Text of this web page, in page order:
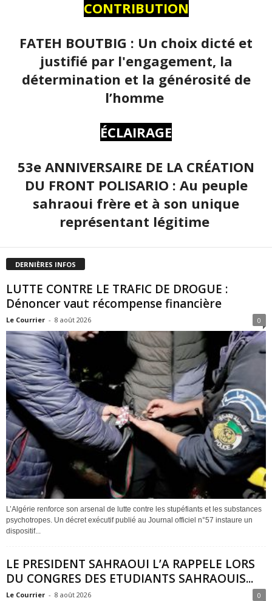
CONTRIBUTION
FATEH BOUTBIG : Un choix dicté et
justifié par l'engagement, la
détermination et la générosité de
l’homme
ÉCLAIRAGE
53e ANNIVERSAIRE DE LA CRÉATION
DU FRONT POLISARIO : Au peuple
sahraoui frère et à son unique
représentant légitime
DERNIÈRES INFOS
LUTTE CONTRE LE TRAFIC DE DROGUE :
Dénoncer vaut récompense financière
Le Courrier - 8 août 2026 0
L’Algérie renforce son arsenal de lutte contre les stupéfiants et les substances
psychotropes. Un décret exécutif publié au Journal officiel n°57 instaure un
dispositif...
LE PRESIDENT SAHRAOUI L’A RAPPELE LORS
DU CONGRES DES ETUDIANTS SAHRAOUIS...
Le Courrier - 8 août 2026 0